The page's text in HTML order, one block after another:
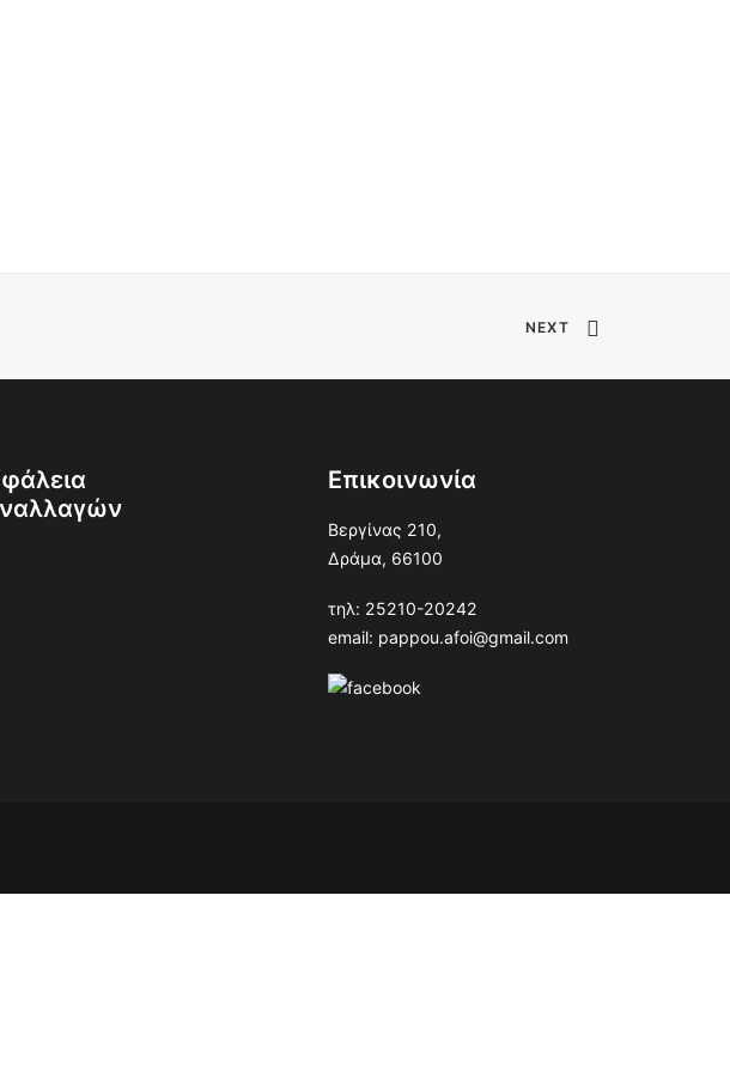
NEXT
Επικοινωνία
Βεργίνας 210,
Δράμα, 66100
τηλ: 25210-20242
email: pappou.afoi@gmail.com